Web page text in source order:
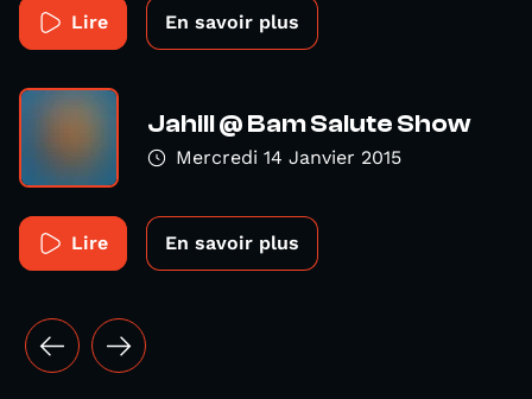
Lire En savoir plus
Jahill @ Bam Salute Show
Mercredi 14 Janvier 2015
Lire En savoir plus